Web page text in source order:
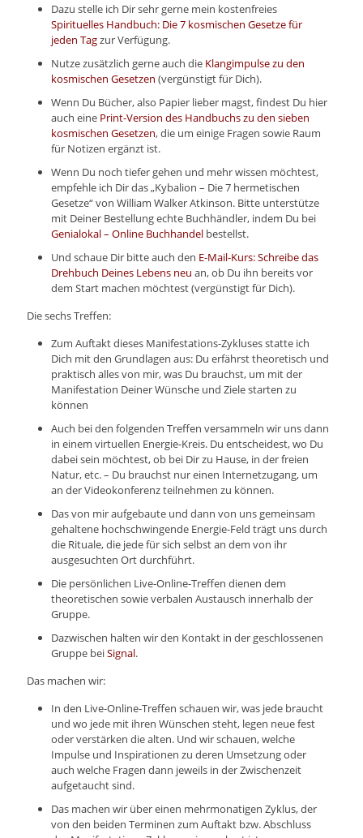
Dazu stelle ich Dir sehr gerne mein kostenfreies
Spirituelles Handbuch: Die 7 kosmischen Gesetze für
jeden Tagzur Verfügung.
Nutze zusätzlich gerne auch die Klangimpulse zu den
kosmischen Gesetzen (vergünstigt für Dich).
Wenn Du Bücher, also Papier lieber magst, findest Du hier
auch eine Print-Version des Handbuchs zu den sieben
kosmischen Gesetzen, die um einige Fragen sowie Raum
für Notizen ergänzt ist.
Wenn Du noch tiefer gehen und mehr wissen möchtest,
empfehle ich Dir das „Kybalion – Die 7 hermetischen
Gesetze“ von William Walker Atkinson. Bitte unterstütze
mit Deiner Bestellung echte Buchhändler, indem Du bei
Genialokal – Online Buchhandel bestellst.
Und schaue Dir bitte auch den E-Mail-Kurs: Schreibe das
Drehbuch Deines Lebens neu an, ob Du ihn bereits vor
dem Start machen möchtest (vergünstigt für Dich).
Die sechs Treffen:
Zum Auftakt dieses Manifestations-Zykluses statte ich
Dich mit den Grundlagen aus: Du erfährst theoretisch und
praktisch alles von mir, was Du brauchst, um mit der
Manifestation Deiner Wünsche und Ziele starten zu
können
Auch bei den folgenden Treffen versammeln wir uns dann
in einem virtuellen Energie-Kreis. Du entscheidest, wo Du
dabei sein möchtest, ob bei Dir zu Hause, in der freien
Natur, etc. – Du brauchst nur einen Internetzugang, um
an der Videokonferenz teilnehmen zu können.
Das von mir aufgebaute und dann von uns gemeinsam
gehaltene hochschwingende Energie-Feld trägt uns durch
die Rituale, die jede für sich selbst an dem von ihr
ausgesuchten Ort durchführt.
Die persönlichen Live-Online-Treffen dienen dem
theoretischen sowie verbalen Austausch innerhalb der
Gruppe.
Dazwischen halten wir den Kontakt in der geschlossenen
Gruppe beiSignal.
Das machen wir:
In den Live-Online-Treffen schauen wir, was jede braucht
und wo jede mit ihren Wünschen steht, legen neue fest
oder verstärken die alten. Und wir schauen, welche
Impulse und Inspirationen zu deren Umsetzung oder
auch welche Fragen dann jeweils in der Zwischenzeit
aufgetaucht sind.
Das machen wir über einen mehrmonatigen Zyklus, der
von den beiden Terminen zum Auftakt bzw. Abschluss